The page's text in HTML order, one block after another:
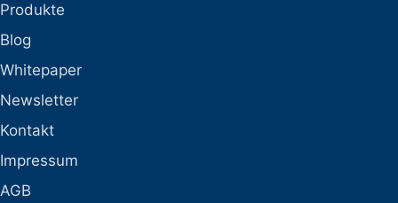
Produkte
Blog
Whitepaper
Newsletter
Kontakt
Impressum
AGB